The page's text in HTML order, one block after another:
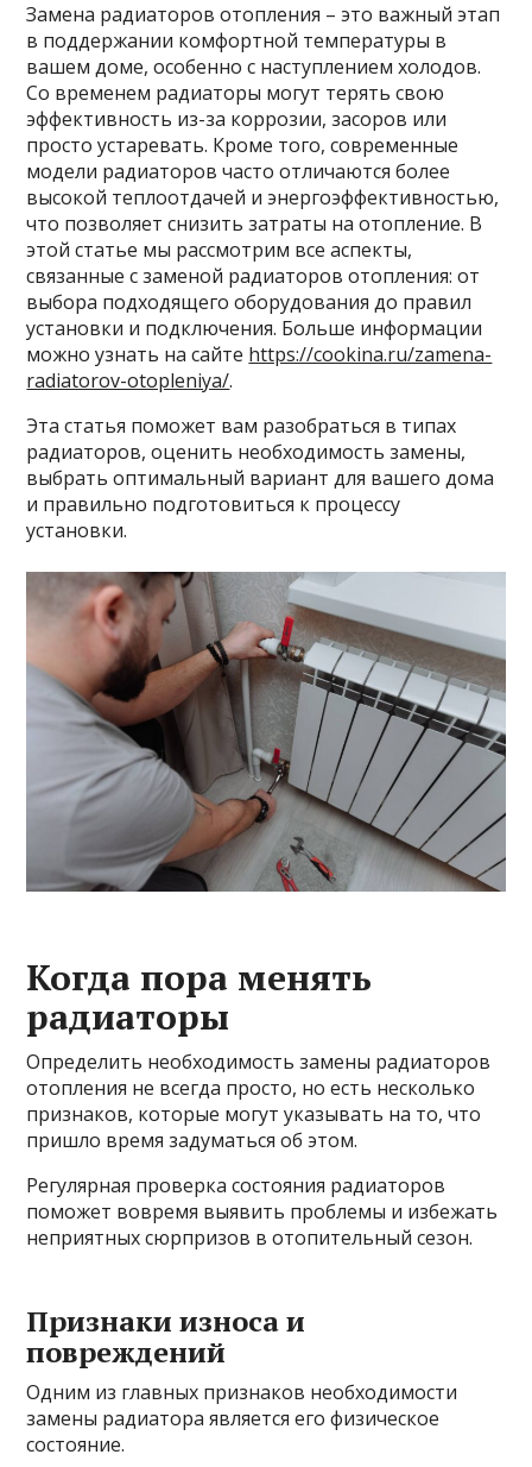
Замена радиаторов отопления – это важный этап
в поддержании комфортной температуры в
вашем доме, особенно с наступлением холодов.
Со временем радиаторы могут терять свою
эффективность из-за коррозии, засоров или
просто устаревать. Кроме того, современные
модели радиаторов часто отличаются более
высокой теплоотдачей и энергоэффективностью,
что позволяет снизить затраты на отопление. В
этой статье мы рассмотрим все аспекты,
связанные с заменой радиаторов отопления: от
выбора подходящего оборудования до правил
установки и подключения. Больше информации
можно узнать на сайте https://cookina.ru/zamena-
radiatorov-otopleniya/.
Эта статья поможет вам разобраться в типах
радиаторов, оценить необходимость замены,
выбрать оптимальный вариант для вашего дома
и правильно подготовиться к процессу
установки.
Когда пора менять
радиаторы
Определить необходимость замены радиаторов
отопления не всегда просто, но есть несколько
признаков, которые могут указывать на то, что
пришло время задуматься об этом.
Регулярная проверка состояния радиаторов
поможет вовремя выявить проблемы и избежать
неприятных сюрпризов в отопительный сезон.
Признаки износа и
повреждений
Одним из главных признаков необходимости
замены радиатора является его физическое
состояние.